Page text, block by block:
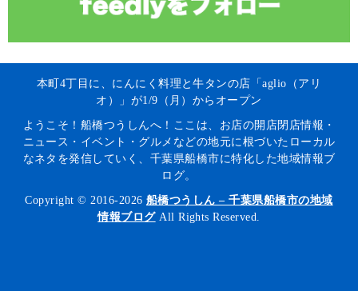
本町4丁目に、にんにく料理と牛タンの店「aglio（アリ
オ）」が1/9（月）からオープン
ようこそ！船橋つうしんへ！ここは、お店の開店閉店情報・
ニュース・イベント・グルメなどの地元に根づいたローカル
なネタを発信していく、千葉県船橋市に特化した地域情報ブ
ログ。
Copyright © 2016-2026 船橋つうしん – 千葉県船橋市の地域
情報ブログAll Rights Reserved.